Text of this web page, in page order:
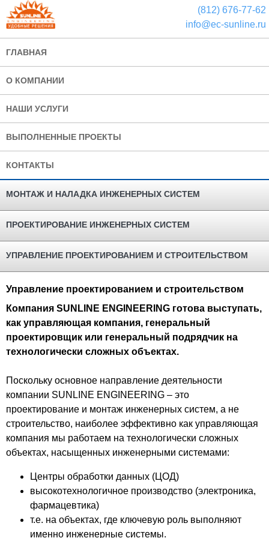
(812) 676-77-62
info@ec-sunline.ru
ГЛАВНАЯ
О КОМПАНИИ
НАШИ УСЛУГИ
ВЫПОЛНЕННЫЕ ПРОЕКТЫ
КОНТАКТЫ
МОНТАЖ И НАЛАДКА ИНЖЕНЕРНЫХ СИСТЕМ
ПРОЕКТИРОВАНИЕ ИНЖЕНЕРНЫХ СИСТЕМ
УПРАВЛЕНИЕ ПРОЕКТИРОВАНИЕМ И СТРОИТЕЛЬСТВОМ
Управление проектированием и строительством
Компания SUNLINE ENGINEERING готова выступать,
как управляющая компания, генеральный
проектировщик или генеральный подрядчик на
технологически сложных объектах.
Поскольку основное направление деятельности
компании SUNLINE ENGINEERING – это
проектирование и монтаж инженерных систем, а не
строительство, наиболее эффективно как управляющая
компания мы работаем на технологически сложных
объектах, насыщенных инженерными системами:
Центры обработки данных (ЦОД)
высокотехнологичное производство (электроника,
фармацевтика)
т.е. на объектах, где ключевую роль выполняют
именно инженерные системы.